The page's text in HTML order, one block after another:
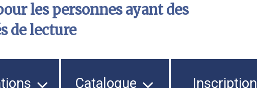
les personnes ayant des
de lecture
Catalogue Inscription